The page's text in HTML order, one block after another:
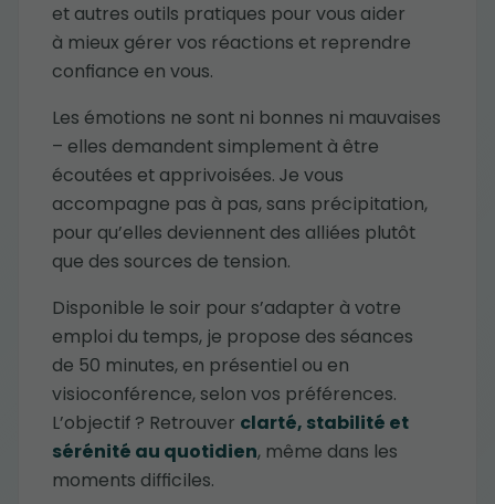
et autres outils pratiques pour vous aider
à mieux gérer vos réactions et reprendre
confiance en vous.
Les émotions ne sont ni bonnes ni mauvaises
– elles demandent simplement à être
écoutées et apprivoisées. Je vous
accompagne pas à pas, sans précipitation,
pour qu’elles deviennent des alliées plutôt
que des sources de tension.
Disponible le soir pour s’adapter à votre
emploi du temps, je propose des séances
de 50 minutes, en présentiel ou en
visioconférence, selon vos préférences.
L’objectif ? Retrouver clarté, stabilité et
sérénité au quotidien, même dans les
moments difficiles.